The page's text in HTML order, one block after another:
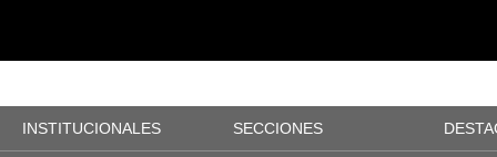
INSTITUCIONALES SECCIONES